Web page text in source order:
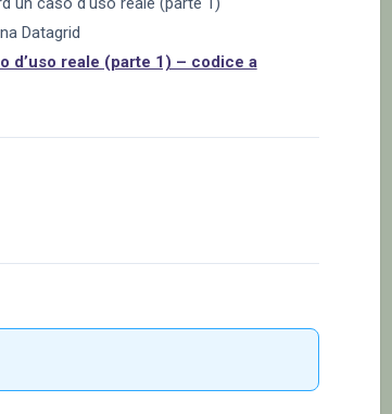
Datagrid
d’uso reale (parte 1) – codice a